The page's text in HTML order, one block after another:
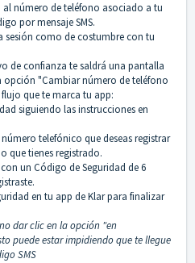
al número de teléfono asociado a tu
por mensaje SMS.
sesión como de costumbre con tu
de confianza te saldrá una pantalla
opción "Cambiar número de teléfono
que te marca tu app:
siguiendo las instrucciones en
telefónico que deseas registrar
que tienes registrado.
un Código de Seguridad de 6
en tu app de Klar para finalizar
dar clic en la opción "en
puede estar impidiendo que te llegue
SMS